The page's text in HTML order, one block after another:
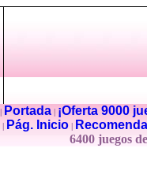
Portada|
¡Oferta 9000
Pág. Inicio
6400 juegos